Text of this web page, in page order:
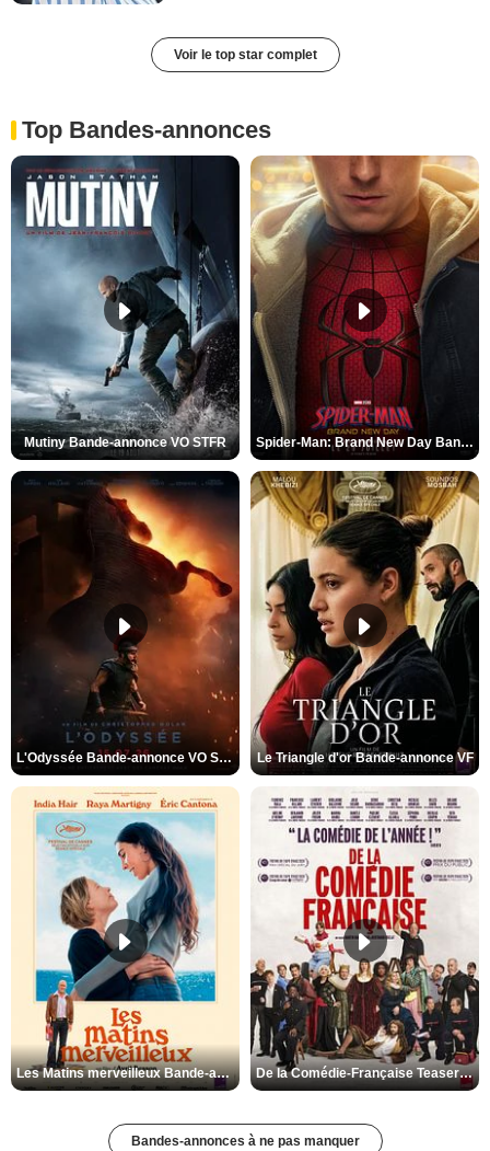
Voir le top star complet
Top Bandes-annonces
Mutiny Bande-annonce VO STFR Spider-Man: Brand New Day Bande-annonce VO STFR
L'Odyssée Bande-annonce VO STFR Le Triangle d'or Bande-annonce VF
Les Matins merveilleux Bande-annonce VF De la Comédie-Française Teaser VF
Bandes-annonces à ne pas manquer